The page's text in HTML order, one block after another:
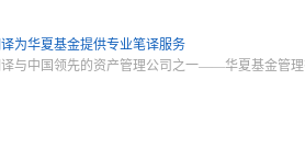
为华夏基金提供专业笔译服务
译与中国领先的资产管理公司之一——华夏基金管